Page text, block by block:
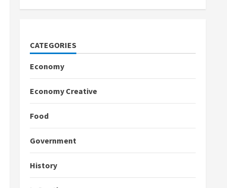
CATEGORIES
Economy
Economy Creative
Food
Government
History